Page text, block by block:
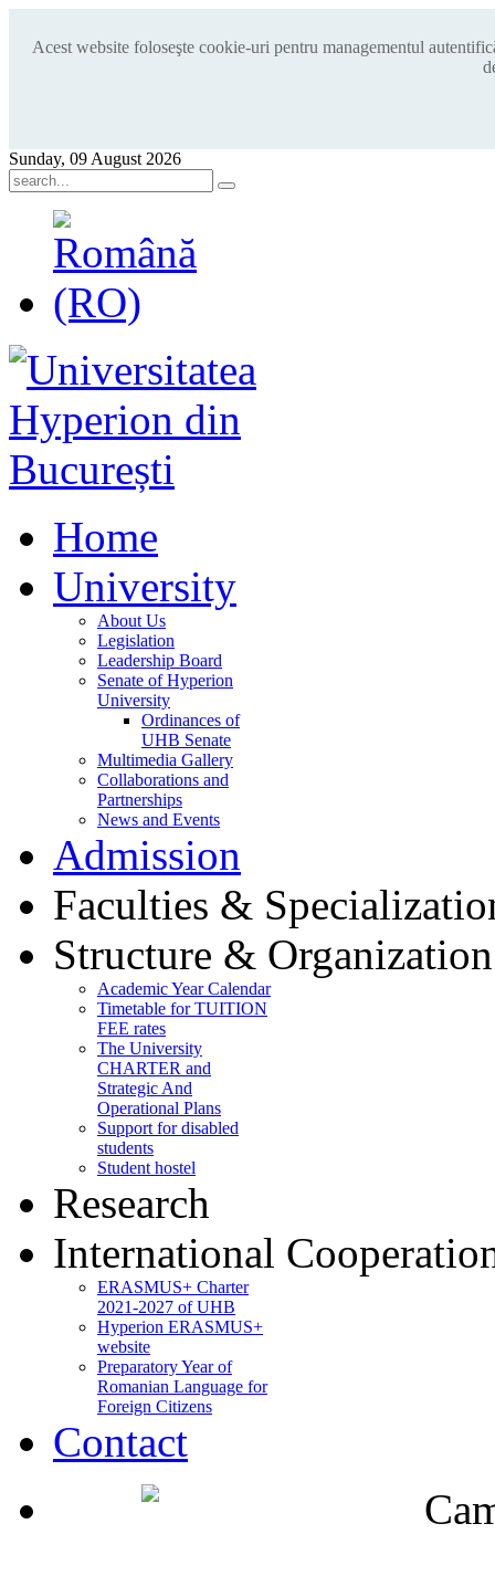
Acest website foloseşte cookie-uri pentru managementul
Sunday, 09 August 2026
Home
University
About Us
Legislation
Leadership Board
Senate of Hyperion
University
Ordinances of
UHB Senate
Multimedia Gallery
Collaborations and
Partnerships
News and Events
Admission
Faculties &
Structure & Organization
Academic Year Calendar
Timetable for TUITION
FEE rates
The University
CHARTER and
Strategic And
Operational Plans
Support for disabled
students
Student hostel
Research
International
ERASMUS+ Charter
2021-2027 of UHB
Hyperion ERASMUS+
website
Preparatory Year of
Romanian Language for
Foreign Citizens
Contact